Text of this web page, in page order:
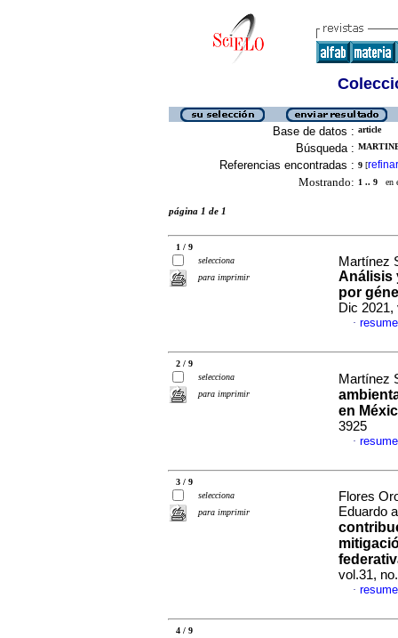
Base de datos : article
Búsqueda :
Referencias encontradas : 9 [refinar
Mostrando: 1 .. 9 en
página 1 de 1
1 / 9
selecciona
para imprimir
Martínez
Análisis
por
Dic 2021,
·
2 / 9
selecciona
para imprimir
Martínez
en
3925
·
3 / 9
selecciona
para imprimir
Flores
Eduardo
vol.31,
·
4 / 9